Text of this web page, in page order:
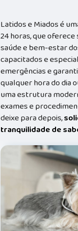
Latidos e Miados é
24 horas, que
saúde e bem-estar
capacitados e
emergências e
qualquer hora do dia
uma estrutura
exames e
deixe para depois,
tranquilidade de